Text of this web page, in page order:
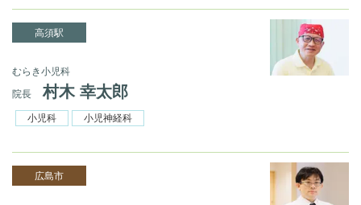
高須駅
むらき小児科
院長
村木 幸太郎
小児科 小児神経科
広島市